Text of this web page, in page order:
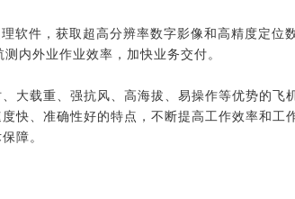
件，获取超高分辨率数字影像和高精度定位
内外业作业效率，加快业务交付。
大载重、强抗风、高海拔、易操作等优势的
快、准确性好的特点，不断提高工作效率和
障。